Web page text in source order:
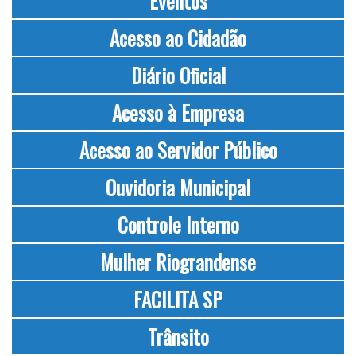
Acesso ao Cidadão
Diário Oficial
Acesso à Empresa
Acesso ao Servidor Público
Ouvidoria Municipal
Controle Interno
Mulher Riograndense
FACILITA SP
Trânsito